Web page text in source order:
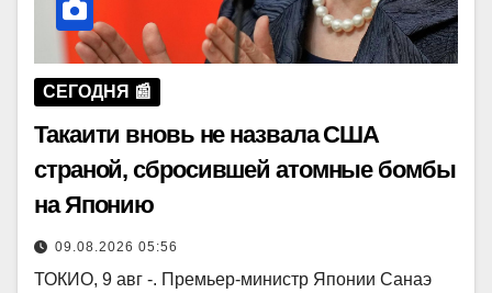
СЕГОДНЯ 📰
Такаити вновь не назвала США
страной, сбросившей атомные бомбы
на Японию
09.08.2026 05:56
ТОКИО, 9 авг -. Премьер-министр Японии Санаэ